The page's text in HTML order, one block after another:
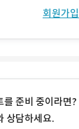
회원가입
를 준비 중이라면?
상담하세요.